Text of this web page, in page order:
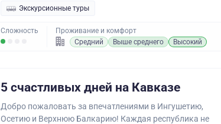
Экскурсионные туры
Сложность
Проживание и комфорт
Средний
Выше среднего Высокий
5 счастливых дней на Кавказе
Добро пожаловать за впечатлениями в Ингушетию,
Осетию и Верхнюю Балкарию! Каждая республика не